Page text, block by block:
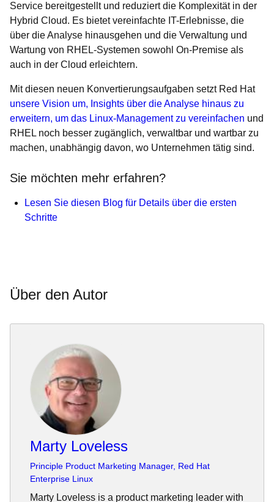
Service bereitgestellt und reduziert die Komplexität in der
Hybrid Cloud. Es bietet vereinfachte IT-Erlebnisse, die
über die Analyse hinausgehen und die Verwaltung und
Wartung von RHEL-Systemen sowohl On-Premise als
auch in der Cloud erleichtern.
Mit diesen neuen Konvertierungsaufgaben setzt Red Hat
unsere Vision um, Insights über die Analyse hinaus zu
erweitern, um das Linux-Management zu vereinfachen und
RHEL noch besser zugänglich, verwaltbar und wartbar zu
machen, unabhängig davon, wo Unternehmen tätig sind.
Sie möchten mehr erfahren?
Lesen Sie diesen Blog für Details über die ersten
Schritte
Über den Autor
Marty Loveless
Principle Product Marketing Manager, Red Hat
Enterprise Linux
Marty Loveless is a product marketing leader with